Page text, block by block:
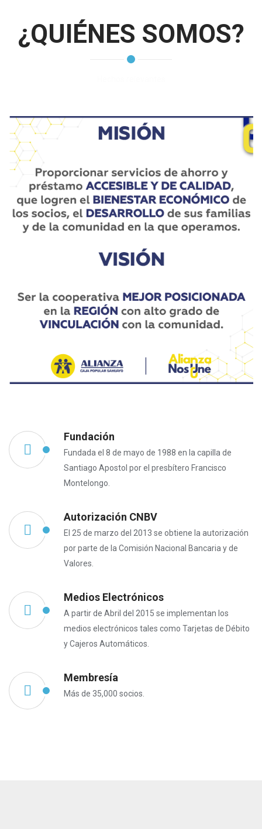
¿QUIÉNES SOMOS?
Fundación
Fundada el 8 de mayo de 1988 en la capilla de
Santiago Apostol por el presbítero Francisco
Montelongo.
Autorización CNBV
El 25 de marzo del 2013 se obtiene la autorización
por parte de la Comisión Nacional Bancaria y de
Valores.
Medios Electrónicos
A partir de Abril del 2015 se implementan los
medios electrónicos tales como Tarjetas de Débito
y Cajeros Automáticos.
Membresía
Más de 35,000 socios.